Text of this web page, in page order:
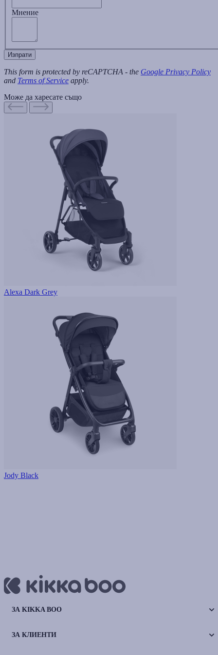
Мнение
Изпрати
This form is protected by reCAPTCHA - the Google Privacy Policy
and Terms of Service apply.
Може да харесате също
Alexa Dark Grey
Jody Black
ЗА KIKKA BOO
ЗА КЛИЕНТИ